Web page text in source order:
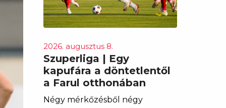
2026. augusztus 8.
Szuperliga | Egy
kapufára a döntetlentől
a Farul otthonában
Négy mérkőzésből négy